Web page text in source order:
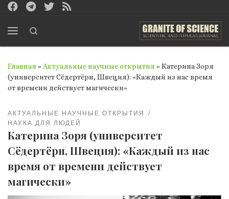
Перейти к содержимому
Главная » Актуальные научные открытия » Катерина Зоря
(университет Сёдертёрн, Швеция): «Каждый из нас время
от времени действует магически»
АКТУАЛЬНЫЕ НАУЧНЫЕ ОТКРЫТИЯ
НАУКА ДЛЯ ЛЮДЕЙ
Катерина Зоря (университет
Сёдертёрн, Швеция): «Каждый из нас
время от времени действует
магически»